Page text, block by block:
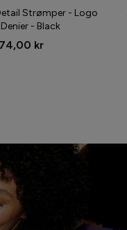
Strømper - Logo
- Black
74,00 kr